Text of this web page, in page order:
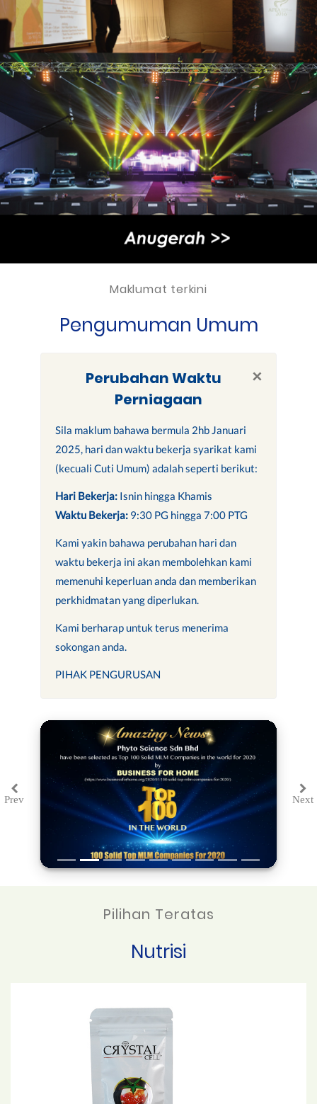
Maklumat terkini
Pengumuman Umum
×
Perubahan Waktu
Perniagaan
Sila maklum bahawa bermula 2hb Januari
2025, hari dan waktu bekerja syarikat kami
(kecuali Cuti Umum) adalah seperti berikut:
Hari Bekerja:Isnin hingga Khamis
Waktu Bekerja: 9:30 PG hingga 7:00 PTG
Kami yakin bahawa perubahan hari dan
waktu bekerja ini akan membolehkan kami
memenuhi keperluan anda dan memberikan
perkhidmatan yang diperlukan.
Kami berharap untuk terus menerima
sokongan anda.
PIHAK PENGURUSAN
PrevPrevious Next
Pilihan Teratas
Nutrisi